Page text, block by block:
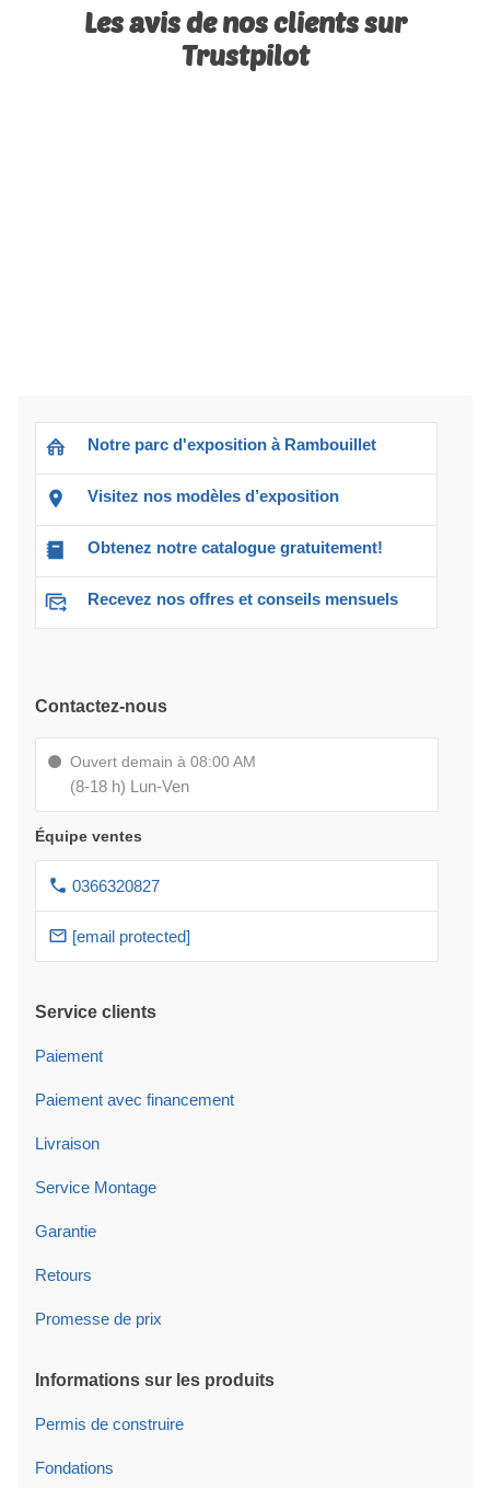
Les avis de nos clients sur
Trustpilot
Notre parc d'exposition à Rambouillet
Visitez nos modèles d’exposition
Obtenez notre catalogue gratuitement!
Recevez nos offres et conseils mensuels
Contactez-nous
Ouvert demain à 08:00 AM
(8-18 h) Lun-Ven
Équipe ventes
0366320827
[email protected]
Service clients
Paiement
Paiement avec financement
Livraison
Service Montage
Garantie
Retours
Promesse de prix
Informations sur les produits
Permis de construire
Fondations